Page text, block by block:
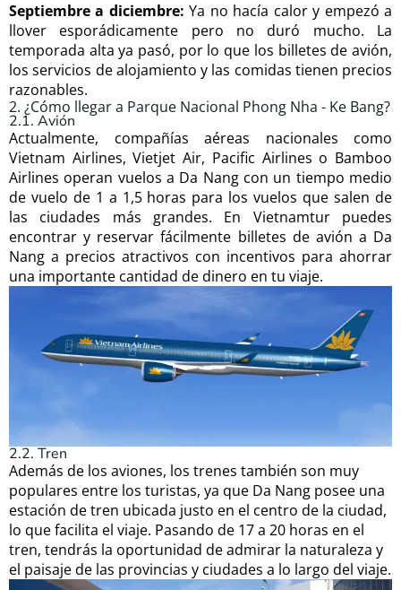
Septiembre a diciembre:Ya no hacía calor y empezó a
llover esporádicamente pero no duró mucho. La
temporada alta ya pasó, por lo que los billetes de avión,
los servicios de alojamiento y las comidas tienen precios
razonables.
2. ¿Cómo llegar a Parque Nacional Phong Nha - Ke Bang?
2.1. Avión
Actualmente, compañías aéreas nacionales como
Vietnam Airlines, Vietjet Air, Pacific Airlines o Bamboo
Airlines operan vuelos a Da Nang con un tiempo medio
de vuelo de 1 a 1,5 horas para los vuelos que salen de
las ciudades más grandes. En Vietnamtur puedes
encontrar y reservar fácilmente billetes de avión a Da
Nang a precios atractivos con incentivos para ahorrar
una importante cantidad de dinero en tu viaje.
2.2. Tren
Además de los aviones, los trenes también son muy
populares entre los turistas, ya que Da Nang posee una
estación de tren ubicada justo en el centro de la ciudad,
lo que facilita el viaje. Pasando de 17 a 20 horas en el
tren, tendrás la oportunidad de admirar la naturaleza y
el paisaje de las provincias y ciudades a lo largo del viaje.